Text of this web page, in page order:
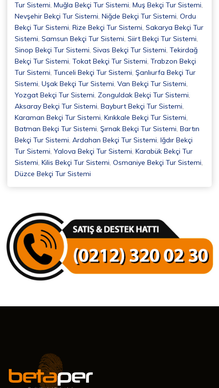
Tur Sistemi, Muğla Bekçi Tur Sistemi, Muş Bekçi Tur Sistemi,
Nevşehir Bekçi Tur Sistemi, Niğde Bekçi Tur Sistemi, Ordu
Bekçi Tur Sistemi, Rize Bekçi Tur Sistemi, Sakarya Bekçi Tur
Sistemi, Samsun Bekçi Tur Sistemi, Siirt Bekçi Tur Sistemi,
Sinop Bekçi Tur Sistemi, Sivas Bekçi Tur Sistemi, Tekirdağ
Bekçi Tur Sistemi, Tokat Bekçi Tur Sistemi, Trabzon Bekçi
Tur Sistemi, Tunceli Bekçi Tur Sistemi, Şanlıurfa Bekçi Tur
Sistemi, Uşak Bekçi Tur Sistemi, Van Bekçi Tur Sistemi,
Yozgat Bekçi Tur Sistemi, Zonguldak Bekçi Tur Sistemi,
Aksaray Bekçi Tur Sistemi, Bayburt Bekçi Tur Sistemi,
Karaman Bekçi Tur Sistemi, Kırıkkale Bekçi Tur Sistemi,
Batman Bekçi Tur Sistemi, Şırnak Bekçi Tur Sistemi, Bartın
Bekçi Tur Sistemi, Ardahan Bekçi Tur Sistemi, Iğdır Bekçi
Tur Sistemi, Yalova Bekçi Tur Sistemi, Karabük Bekçi Tur
Sistemi, Kilis Bekçi Tur Sistemi, Osmaniye Bekçi Tur Sistemi,
Düzce Bekçi Tur Sistemi